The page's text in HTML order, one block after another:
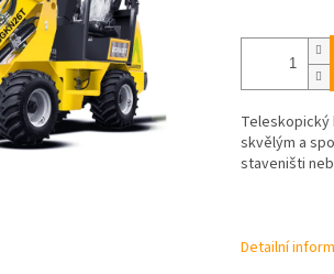
Teleskopický
skvělým a
staveništi
Detailní